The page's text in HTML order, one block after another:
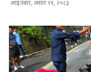
आइतबार, असार २१, २०८३